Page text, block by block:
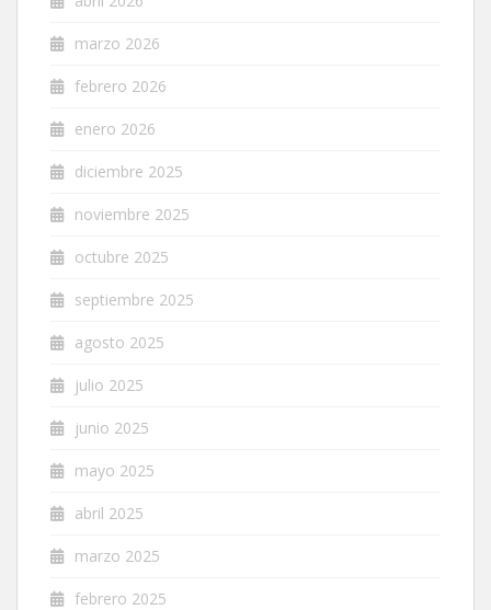
marzo 2026
febrero 2026
enero 2026
diciembre 2025
noviembre 2025
octubre 2025
septiembre 2025
agosto 2025
julio 2025
junio 2025
mayo 2025
abril 2025
marzo 2025
febrero 2025